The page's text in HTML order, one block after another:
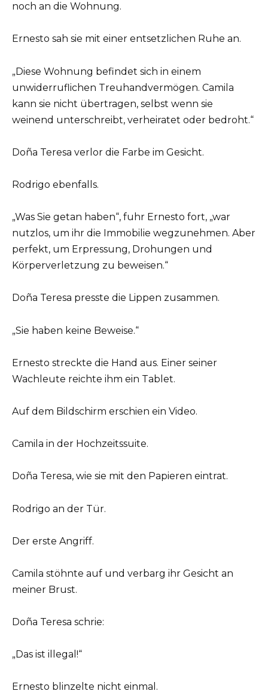
noch an die Wohnung.
Ernesto sah sie mit einer entsetzlichen Ruhe an.
„Diese Wohnung befindet sich in einem
unwiderruflichen Treuhandvermögen. Camila
kann sie nicht übertragen, selbst wenn sie
weinend unterschreibt, verheiratet oder bedroht.“
Doña Teresa verlor die Farbe im Gesicht.
Rodrigo ebenfalls.
„Was Sie getan haben“, fuhr Ernesto fort, „war
nutzlos, um ihr die Immobilie wegzunehmen. Aber
perfekt, um Erpressung, Drohungen und
Körperverletzung zu beweisen.“
Doña Teresa presste die Lippen zusammen.
„Sie haben keine Beweise.“
Ernesto streckte die Hand aus. Einer seiner
Wachleute reichte ihm ein Tablet.
Auf dem Bildschirm erschien ein Video.
Camila in der Hochzeitssuite.
Doña Teresa, wie sie mit den Papieren eintrat.
Rodrigo an der Tür.
Der erste Angriff.
Camila stöhnte auf und verbarg ihr Gesicht an
meiner Brust.
Doña Teresa schrie:
„Das ist illegal!“
Ernesto blinzelte nicht einmal.